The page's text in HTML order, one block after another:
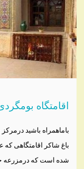
اقامتگاه
باماهمراه باشید
باغ شاکر اقامتگاهی که
شده است که درمزرعه